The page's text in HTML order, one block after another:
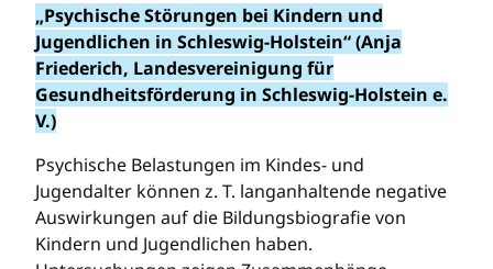
„Psychische Störungen bei Kindern und
Jugendlichen in Schleswig-Holstein“ (Anja
Friederich, Landesvereinigung für
Gesundheitsförderung in Schleswig-Holstein e.
V.)
Psychische Belastungen im Kindes- und
Jugendalter können z. T. langanhaltende negative
Auswirkungen auf die Bildungsbiografie von
Kindern und Jugendlichen haben.